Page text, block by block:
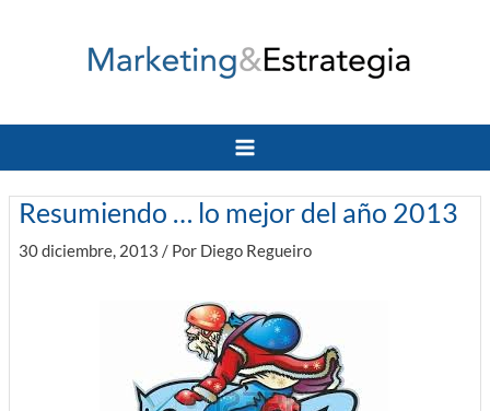
Main
Menu
Resumiendo … lo mejor del año 2013
30 diciembre, 2013 / Por Diego Regueiro